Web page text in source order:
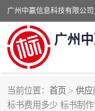
广州
当前位置： 首页 > 供应
标书费用多少 标书制
东莞代写标书公